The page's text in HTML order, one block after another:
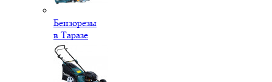
Бензорезы
в Таразе